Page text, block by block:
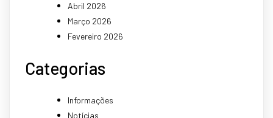
Abril 2026
Março 2026
Fevereiro 2026
Categorias
Informações
Notícias